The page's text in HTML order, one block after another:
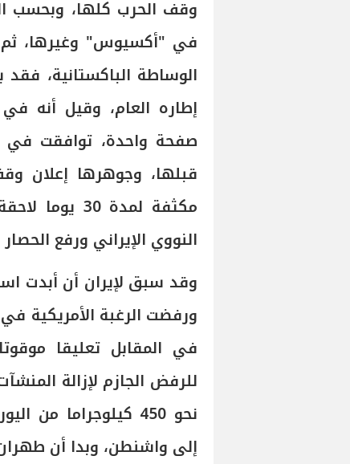
وقف الحرب كلها، وبحسب
في "أكسيوس" وغيرها، ثم
الوساطة الباكستانية، فقد
صفحة واحدة، توافقت في
قبلها، وجوهرها إعلان
مكثفة لمدة
النووي الإيراني ورفع
وقد سبق لإيران أن أبدت
ورفضت الرغبة الأمريكية
في المقابل تعليقا
للرفض الجازم لإزالة
نحو 450 كيلوجراما
إلى واشنطن، وبدا أن